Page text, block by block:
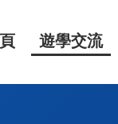
遊學交流